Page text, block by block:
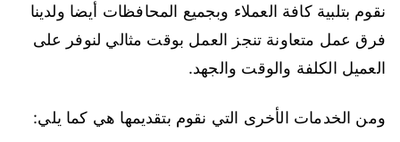
نقوم بتلبية كافة العملاء وبجميع المحافظات أيضا ولدينا
فرق عمل متعاونة تنجز العمل بوقت مثالي لنوفر على
العميل الكلفة والوقت والجهد.
ومن الخدمات الأخرى التي نقوم بتقديمها هي كما يلي: